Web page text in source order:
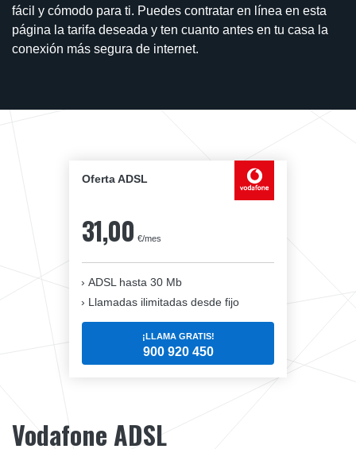
fácil y cómodo para ti. Puedes contratar en línea en esta
página la tarifa deseada y ten cuanto antes en tu casa la
conexión más segura de internet.
Oferta ADSL
31,00 €/mes
ADSL hasta 30 Mb
Llamadas ilimitadas desde fijo
¡LLAMA GRATIS!
900 920 450
Vodafone ADSL